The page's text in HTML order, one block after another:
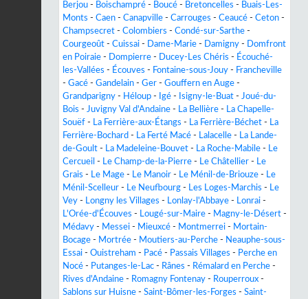
Berjou - Boischampré - Boucé - Bretoncelles - Buais-Les-
Monts - Caen - Canapville - Carrouges - Ceaucé - Ceton -
Champsecret - Colombiers - Condé-sur-Sarthe -
Courgeoût - Cuissai - Dame-Marie - Damigny -
Domfront
en Poiraie - Dompierre - Ducey-Les Chéris - Écouché-
les-Vallées - Écouves - Fontaine-sous-Jouy - Francheville
- Gacé - Gandelain - Ger - Gouffern en Auge -
Grandparigny - Héloup - Igé - Isigny-le-Buat - Joué-du-
Bois - Juvigny Val d'Andaine - La Bellière - La Chapelle-
Souëf - La Ferrière-aux-Étangs - La Ferrière-Béchet - La
Ferrière-Bochard - La Ferté Macé - Lalacelle - La Lande-
de-Goult - La Madeleine-Bouvet - La Roche-Mabile - Le
Cercueil - Le Champ-de-la-Pierre - Le Châtellier - Le
Grais - Le Mage - Le Manoir - Le Ménil-de-Briouze - Le
Ménil-Scelleur - Le Neufbourg - Les Loges-Marchis - Le
Vey - Longny les Villages - Lonlay-l'Abbaye - Lonrai -
L'Orée-d'Écouves - Lougé-sur-Maire - Magny-le-Désert -
Médavy - Messei - Mieuxcé - Montmerrei - Mortain-
Bocage - Mortrée - Moutiers-au-Perche - Neauphe-sous-
Essai - Ouistreham - Pacé - Passais Villages - Perche en
Nocé - Putanges-le-Lac - Rânes - Rémalard en Perche -
Rives d'Andaine - Romagny Fontenay - Rouperroux -
Sablons sur Huisne - Saint-Bômer-les-Forges - Saint-